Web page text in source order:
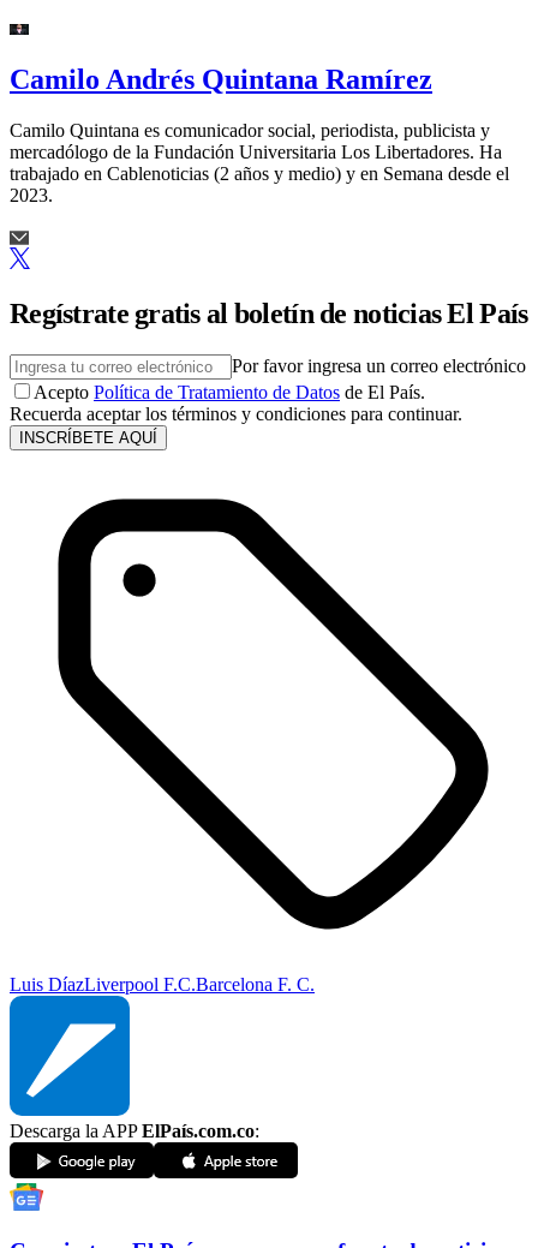
Camilo Andrés Quintana Ramírez
Camilo Quintana es comunicador social, periodista, publicista y
mercadólogo de la Fundación Universitaria Los Libertadores. Ha
trabajado en Cablenoticias (2 años y medio) y en Semana desde el
2023.
Regístrate gratis al boletín de noticias El País
Por favor ingresa un correo electrónico
Acepto Política de Tratamiento de Datos de El País.
Recuerda aceptar los términos y condiciones para continuar.
INSCRÍBETE AQUÍ
Luis DíazLiverpool F.C.Barcelona F. C.
Descarga la APPElPaís.com.co: